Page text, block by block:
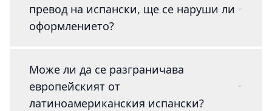
превод на испански, ще се наруши ли
оформлението?
Може ли да се разграничава
европейският от
латиноамериканския испански?